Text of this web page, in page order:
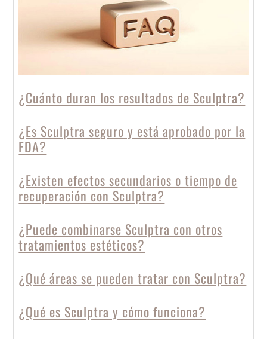
¿Cuánto duran los resultados de Sculptra?
¿Es Sculptra seguro y está aprobado por la
FDA?
¿Existen efectos secundarios o tiempo de
recuperación con Sculptra?
¿Puede combinarse Sculptra con otros
tratamientos estéticos?
¿Qué áreas se pueden tratar con Sculptra?
¿Qué es Sculptra y cómo funciona?